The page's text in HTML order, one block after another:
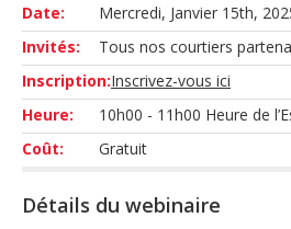
Date:
Mercredi, Janvier 15th,
Invités:
Tous nos courtiers
Inscription:Inscrivez-vous ici
Heure:
10h00 - 11h00 Heure de
Coût:
Gratuit
Détails du webinaire